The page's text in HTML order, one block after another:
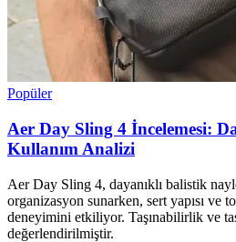
Popüler
Aer Day Sling 4 İncelemesi:
Kullanım Analizi
Aer Day Sling 4, dayanıklı balistik
organizasyon sunarken, sert yapısı ve
deneyimini etkiliyor. Taşınabilirlik ve
değerlendirilmiştir.